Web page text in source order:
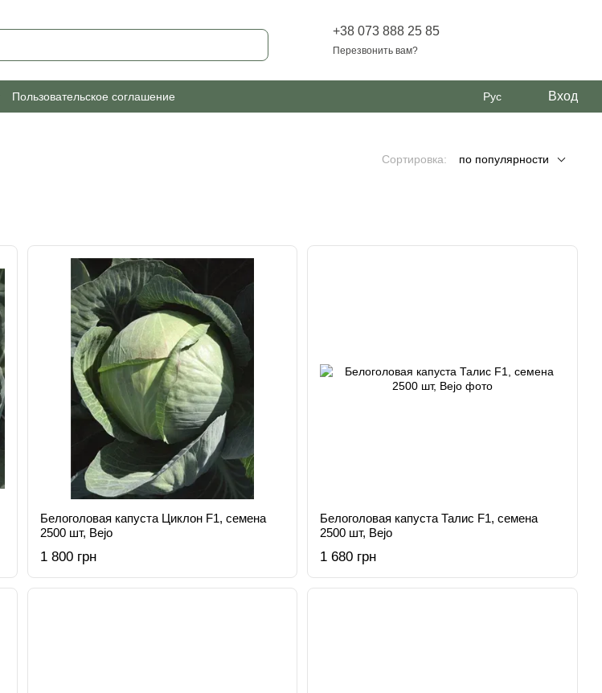
+38 073 888 25 85
Перезвонить вам?
Пользовательское соглашение Рус Вход
Сортировка: по популярности
Белоголовая капуста Циклон F1, семена
2500 шт, Bejo
1 800 грн
Белоголовая капуста Талис F1, семена
2500 шт, Bejo
1 680 грн